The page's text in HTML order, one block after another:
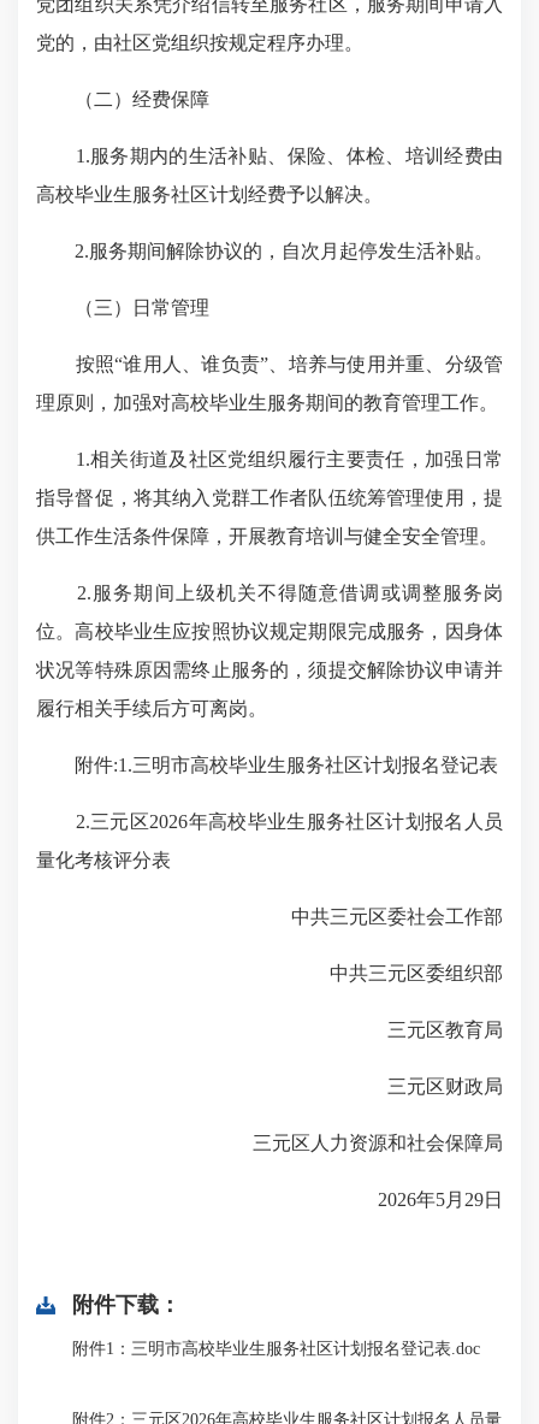
党团组织关系凭介绍信转至服务社区，服务期间申请入
党的，由社区党组织按规定程序办理。
（二）经费保障
1.服务期内的生活补贴、保险、体检、培训经费由
高校毕业生服务社区计划经费予以解决。
2.服务期间解除协议的，自次月起停发生活补贴。
（三）日常管理
按照“谁用人、谁负责”、培养与使用并重、分级管
理原则，加强对高校毕业生服务期间的教育管理工作。
1.相关街道及社区党组织履行主要责任，加强日常
指导督促，将其纳入党群工作者队伍统筹管理使用，提
供工作生活条件保障，开展教育培训与健全安全管理。
2.服务期间上级机关不得随意借调或调整服务岗
位。高校毕业生应按照协议规定期限完成服务，因身体
状况等特殊原因需终止服务的，须提交解除协议申请并
履行相关手续后方可离岗。
附件:1.三明市高校毕业生服务社区计划报名登记表
2.三元区2026年高校毕业生服务社区计划报名人员
量化考核评分表
中共三元区委社会工作部
中共三元区委组织部
三元区教育局
三元区财政局
三元区人力资源和社会保障局
2026年5月29日
附件下载：
附件1：三明市高校毕业生服务社区计划报名登记表.doc
附件2：三元区2026年高校毕业生服务社区计划报名人员量